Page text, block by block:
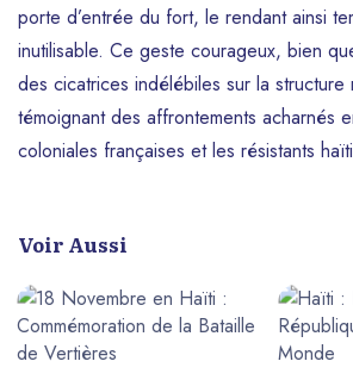
porte d’entrée du fort, le rendant ainsi
inutilisable. Ce geste courageux, bien
des cicatrices indélébiles sur la structure
témoignant des affrontements acharnés
coloniales françaises et les résistants
Voir Aussi